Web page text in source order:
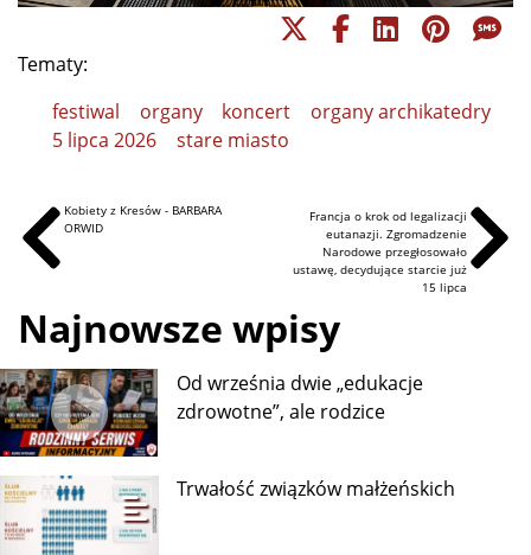
Tematy:
festiwal
organy koncert
organy archikatedry
5 lipca 2026
Kobiety z Kresów - BARBARA
ORWID